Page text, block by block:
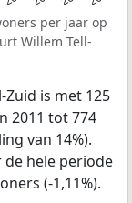
per jaar op
Willem Tell-
is met 125
2011 tot 774
van 14%).
de hele periode
(-1,11%).